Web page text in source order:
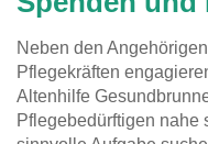
Neben den
Pflegekräften
Altenhilfe
Pflegebedürftigen nahe